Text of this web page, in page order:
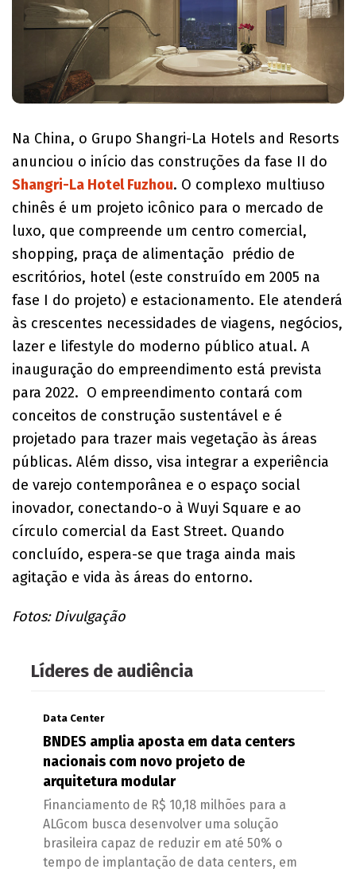
Na China, o Grupo Shangri-La Hotels and Resorts
anunciou o início das construções da fase II do
Shangri-La Hotel Fuzhou. O complexo multiuso
chinês é um projeto icônico para o mercado de
luxo, que compreende um centro comercial,
shopping, praça de alimentação prédio de
escritórios, hotel (este construído em 2005 na
fase I do projeto) e estacionamento. Ele atenderá
às crescentes necessidades de viagens, negócios,
lazer e lifestyle do moderno público atual. A
inauguração do empreendimento está prevista
para 2022. O empreendimento contará com
conceitos de construção sustentável e é
projetado para trazer mais vegetação às áreas
públicas. Além disso, visa integrar a experiência
de varejo contemporânea e o espaço social
inovador, conectando-o à Wuyi Square e ao
círculo comercial da East Street. Quando
concluído, espera-se que traga ainda mais
agitação e vida às áreas do entorno.
Fotos: Divulgação
Líderes de audiência
Data Center
BNDES amplia aposta em data centers
nacionais com novo projeto de
arquitetura modular
Financiamento de R$ 10,18 milhões para a
ALGcom busca desenvolver uma solução
brasileira capaz de reduzir em até 50% o
tempo de implantação de data centers, em